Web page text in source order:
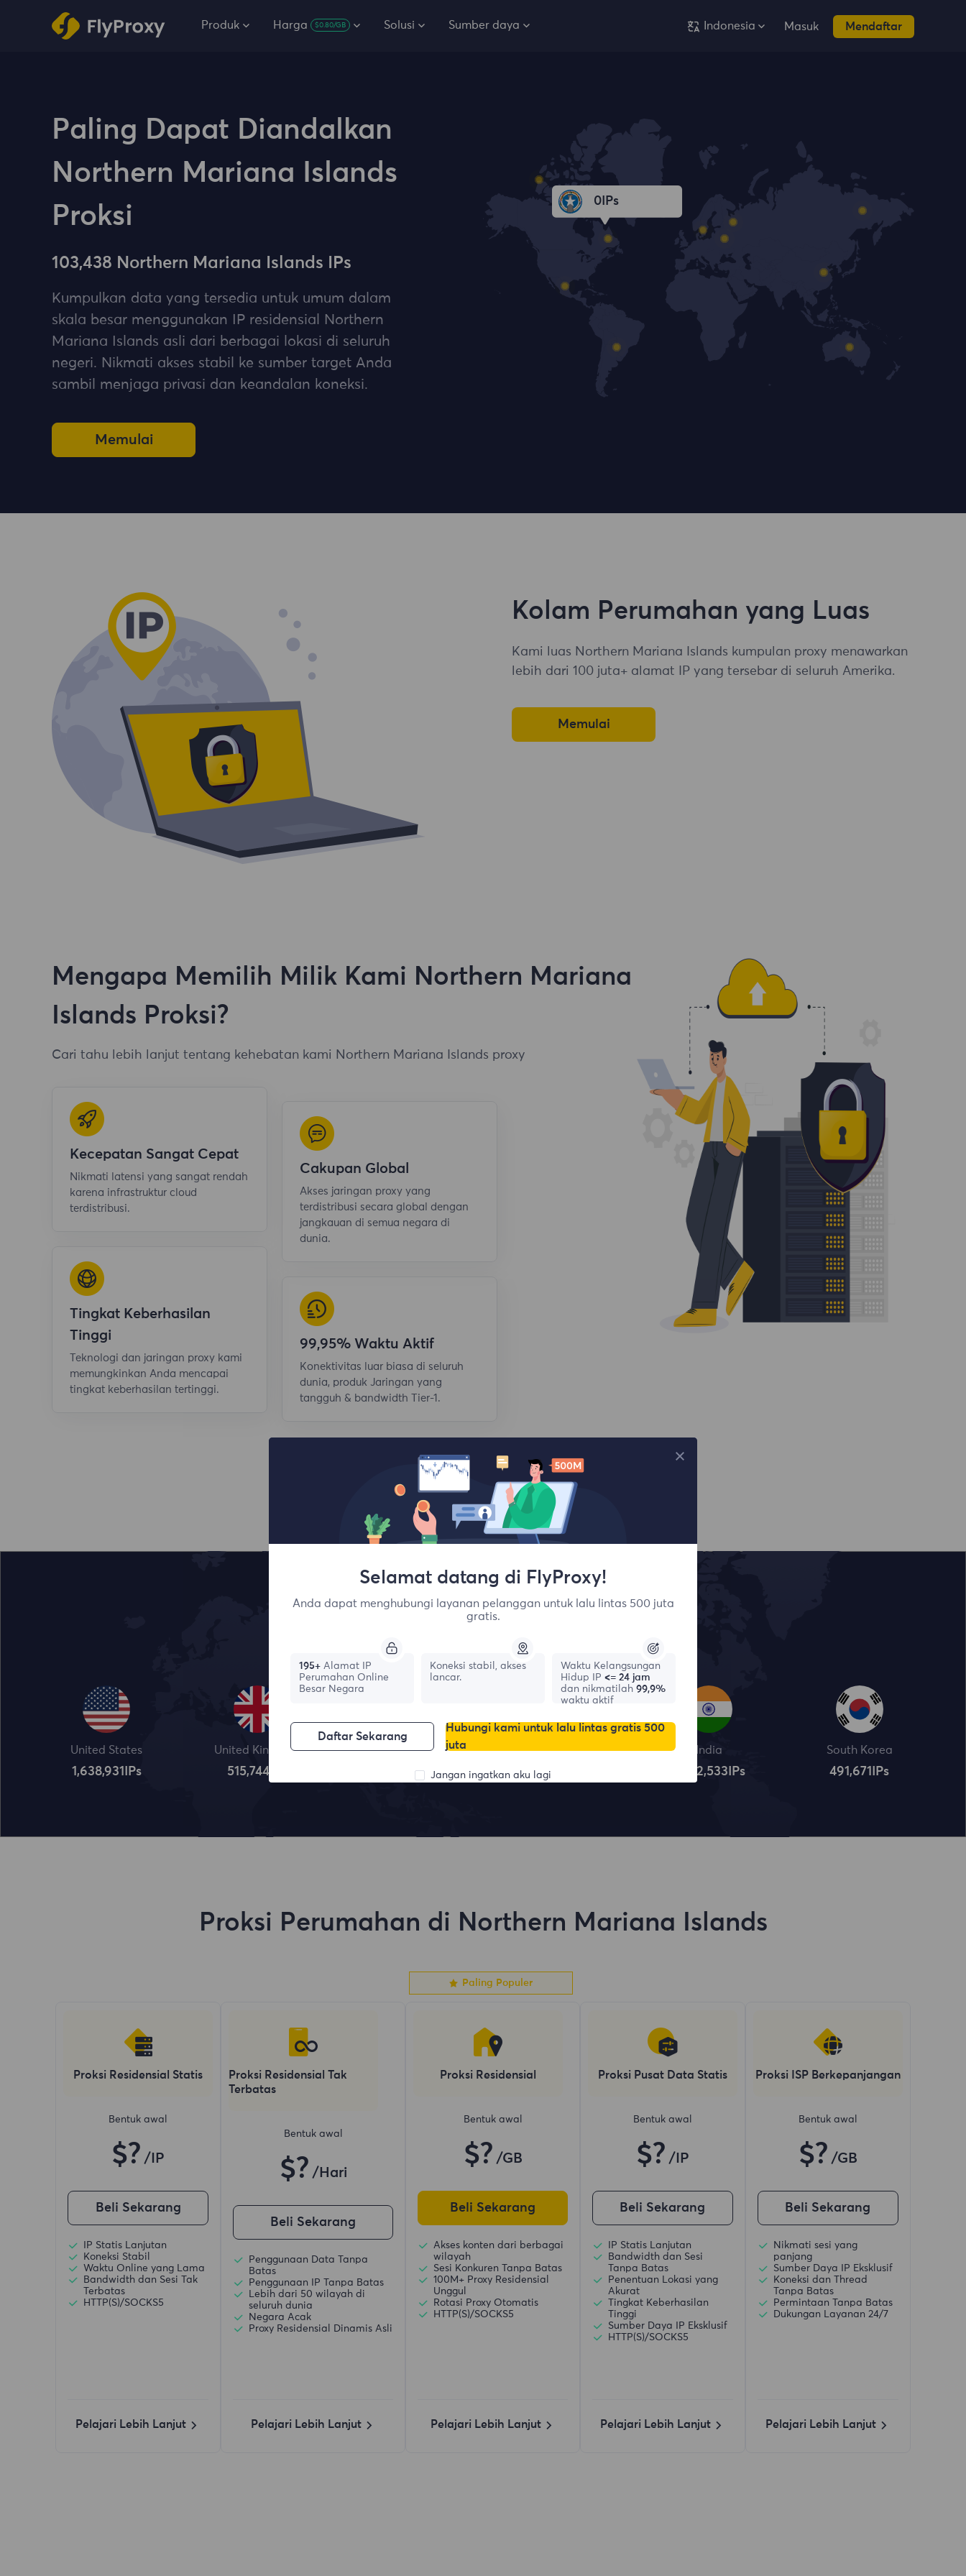
Produk Harga $0.80/GB Solusi Sumber daya Indonesia Masuk Mendaftar
Paling Dapat Diandalkan
Northern Mariana Islands
Proksi
103,438 Northern Mariana Islands IPs
Kumpulkan data yang tersedia untuk umum dalam
skala besar menggunakan IP residensial Northern
Mariana Islands asli dari berbagai lokasi di seluruh
negeri. Nikmati akses stabil ke sumber target Anda
sambil menjaga privasi dan keandalan koneksi.
Memulai
0 IPs
Kolam Perumahan yang Luas
Kami luas Northern Mariana Islands kumpulan proxy menawarkan
lebih dari 100 juta+ alamat IP yang tersebar di seluruh Amerika.
Memulai
Mengapa Memilih Milik Kami Northern Mariana
Islands Proksi?
Cari tahu lebih lanjut tentang kehebatan kami Northern Mariana Islands proxy
Kecepatan Sangat Cepat
Nikmati latensi yang sangat rendah
karena infrastruktur cloud
terdistribusi.
Tingkat Keberhasilan
Tinggi
Teknologi dan jaringan proxy kami
memungkinkan Anda mencapai
tingkat keberhasilan tertinggi.
Cakupan Global
Akses jaringan proxy yang
terdistribusi secara global dengan
jangkauan di semua negara di
dunia.
99,95% Waktu Aktif
Konektivitas luar biasa di seluruh
dunia, produk Jaringan yang
tangguh & bandwidth Tier-1.
Lokasi teratas
United States
1,638,932 IPs
United Kingdom
515,745
France
1,042,773 IPs
Canada
331,148
India
4,322,534 IPs
South Korea
491,672 IPs
Proksi Perumahan di Northern Mariana Islands
Paling Populer
Proksi Residensial Statis
Bentuk awal
$? /IP
Beli Sekarang
IP Statis Lanjutan
Koneksi Stabil
Waktu Online yang Lama
Bandwidth dan Sesi Tak
Terbatas
HTTP(S)/SOCKS5
Pelajari Lebih Lanjut
Proksi Residensial Tak
Terbatas
Bentuk awal
$? /Hari
Beli Sekarang
Penggunaan Data Tanpa
Batas
Penggunaan IP Tanpa Batas
Lebih dari 50 wilayah di
seluruh dunia
Negara Acak
Proxy Residensial Dinamis Asli
Pelajari Lebih Lanjut
Proksi Residensial
Bentuk awal
$? /GB
Beli Sekarang
Akses konten dari berbagai
wilayah
Sesi Konkuren Tanpa Batas
100M+ Proxy Residensial
Unggul
Rotasi Proxy Otomatis
HTTP(S)/SOCKS5
Pelajari Lebih Lanjut
Proksi Pusat Data Statis
Bentuk awal
$? /IP
Beli Sekarang
IP Statis Lanjutan
Bandwidth dan Sesi
Tanpa Batas
Penentuan Lokasi yang
Akurat
Tingkat Keberhasilan
Tinggi
Sumber Daya IP Eksklusif
HTTP(S)/SOCKS5
Pelajari Lebih Lanjut
Proksi ISP Berkepanjangan
Bentuk awal
$? /GB
Beli Sekarang
Nikmati sesi yang
panjang
Sumber Daya IP Eksklusif
Koneksi dan Thread
Tanpa Batas
Permintaan Tanpa Batas
Dukungan Layanan 24/7
Pelajari Lebih Lanjut
Selamat datang di FlyProxy!
Anda dapat menghubungi layanan pelanggan untuk lalu lintas 500 juta
gratis.
195+ Alamat IP
Perumahan Online
Besar Negara
Koneksi stabil, akses
lancar.
Waktu Kelangsungan
Hidup IP <= 24 jam
dan nikmatilah 99,9%
waktu aktif
Daftar Sekarang
Hubungi kami untuk lalu lintas gratis 500
juta
Jangan ingatkan aku lagi